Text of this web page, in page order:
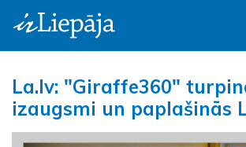
La.lv: "Giraffe360"
izaugsmi un paplašinās